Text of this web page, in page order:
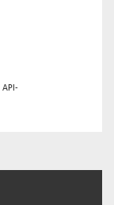
API-